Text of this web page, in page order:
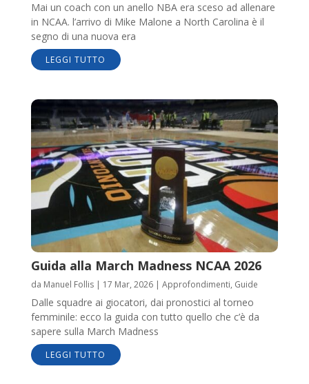
Mai un coach con un anello NBA era sceso ad allenare
in NCAA. l’arrivo di Mike Malone a North Carolina è il
segno di una nuova era
LEGGI TUTTO
Guida alla March Madness NCAA 2026
da Manuel Follis| 17 Mar, 2026| Approfondimenti, Guide
Dalle squadre ai giocatori, dai pronostici al torneo
femminile: ecco la guida con tutto quello che c’è da
sapere sulla March Madness
LEGGI TUTTO